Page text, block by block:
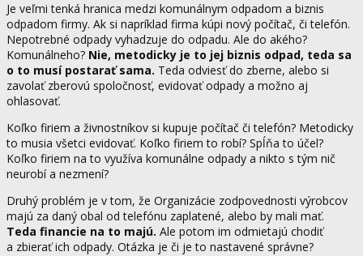
Je veľmi tenká hranica medzi komunálnym odpadom a biznis
odpadom firmy. Ak si napríklad firma kúpi nový počítač, či telefón.
Nepotrebné odpady vyhadzuje do odpadu. Ale do akého?
Komunálneho? Nie, metodicky je to jej biznis odpad, teda sa
o to musí postarať sama. Teda odviesť do zberne, alebo si
zavolať zberovú spoločnosť, evidovať odpady a možno aj
ohlasovať.
Koľko firiem a živnostníkov si kupuje počítač či telefón? Metodicky
to musia všetci evidovať. Koľko firiem to robí? Spĺňa to účel?
Koľko firiem na to využíva komunálne odpady a nikto s tým nič
neurobí a nezmení?
Druhý problém je v tom, že Organizácie zodpovednosti výrobcov
majú za daný obal od telefónu zaplatené, alebo by mali mať.
Teda financie na to majú. Ale potom im odmietajú chodiť
a zbierať ich odpady. Otázka je či je to nastavené správne?